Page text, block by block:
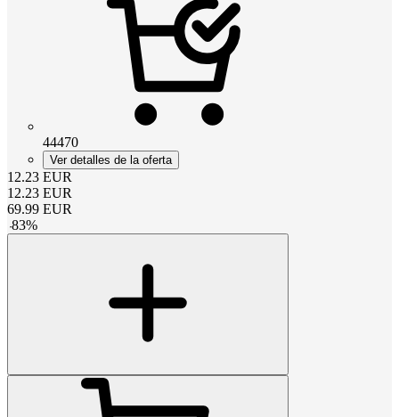
44470
Ver detalles de la oferta
12.23 EUR
12.23 EUR
69.99 EUR
-83%